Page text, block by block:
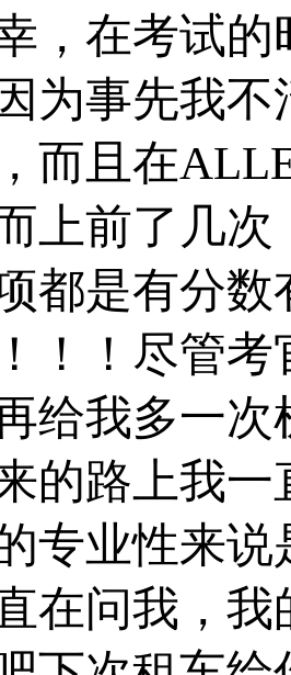
，在考试
为事先我
而且在
上前了几
都是有分
！！尽管
给我多一
的路上我
专业性来
在问我，